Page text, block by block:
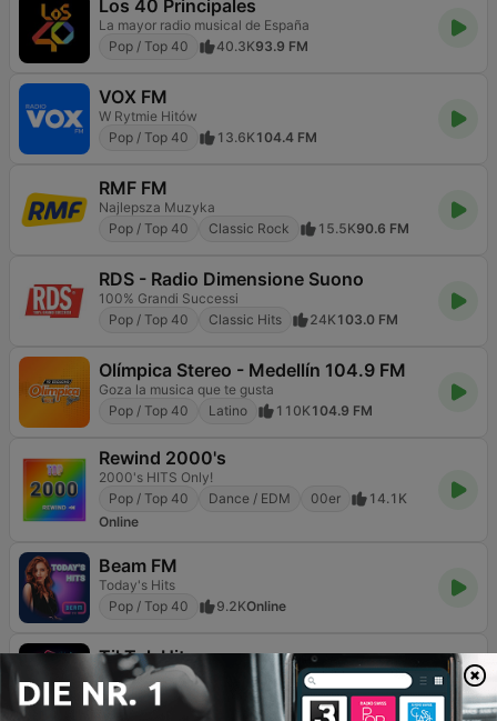
Los 40 Principales
La mayor radio musical de España
Pop / Top 40
40.3K93.9 FM
VOX FM
W Rytmie Hitów
Pop / Top 40
13.6K104.4 FM
RMF FM
Najlepsza Muzyka
Pop / Top 40
Classic Rock 15.5K90.6 FM
RDS - Radio Dimensione Suono
100% Grandi Successi
Pop / Top 40
Classic Hits 24K103.0 FM
Olímpica Stereo - Medellín 104.9 FM
Goza la musica que te gusta
Pop / Top 40
Latino 110K104.9 FM
Rewind 2000's
2000's HITS Only!
Pop / Top 40
Dance / EDM 00er
14.1K
Online
Beam FM
Today's Hits
Pop / Top 40
9.2KOnline
TikTok Hits
The most played, replayed and TikTok-born hits
Pop / Top 40
Hip-Hop K-Pop 1.8KOnline